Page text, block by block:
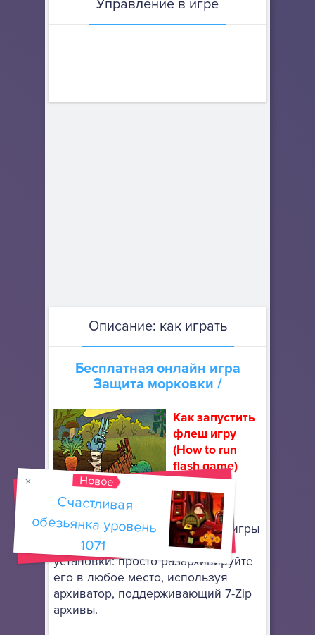
Управление в игре
Описание: как играть
Бесплатная онлайн игра
Защита морковки /
Как запустить
флеш игру
(How to run
flash game)
Скачайте
портативный браузер Mozilla
Firefox, чтобы запускать флеш игры
онлайн. Он не требует особой
установки: просто разархивируйте
его в любое место, используя
архиватор, поддерживающий 7-Zip
архивы.
Новое
Счастливая
обезьянка уровень
1071